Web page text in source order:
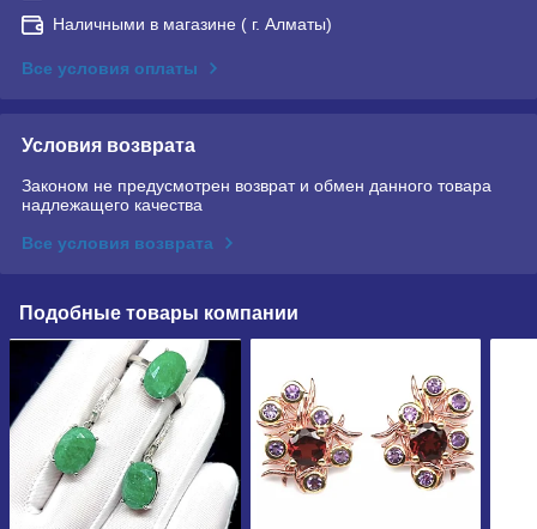
Наличными в магазине ( г. Алматы)
Все условия оплаты
Условия возврата
Законом не предусмотрен возврат и обмен данного товара
надлежащего качества
Все условия возврата
Подобные товары компании